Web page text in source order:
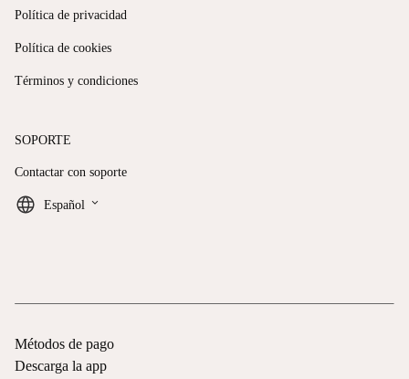
Política de privacidad
Política de cookies
Términos y condiciones
SOPORTE
Contactar con soporte
Español keyboard_arrow_down
Métodos de pago
Descarga la app